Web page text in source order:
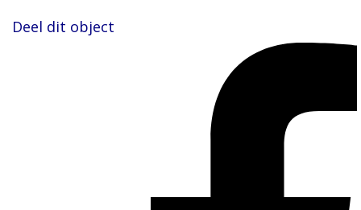
Deel dit object